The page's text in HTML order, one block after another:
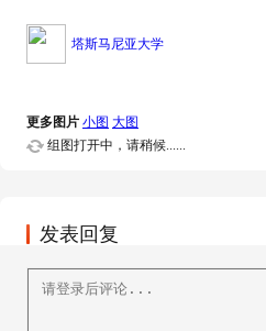
塔斯马尼亚大学
更多图片 小图 大图
组图打开中，请稍候......
发表回复